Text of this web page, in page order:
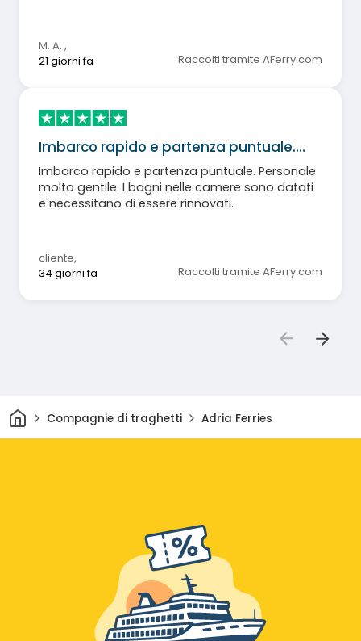
M. A. ,
21 giorni fa
Raccolti tramite AFerry.com
Imbarco rapido e partenza puntuale.…
Imbarco rapido e partenza puntuale. Personale
molto gentile. I bagni nelle camere sono datati
e necessitano di essere rinnovati.
cliente,
34 giorni fa
Raccolti tramite AFerry.com
CasaCompagnie di traghetti Adria Ferries